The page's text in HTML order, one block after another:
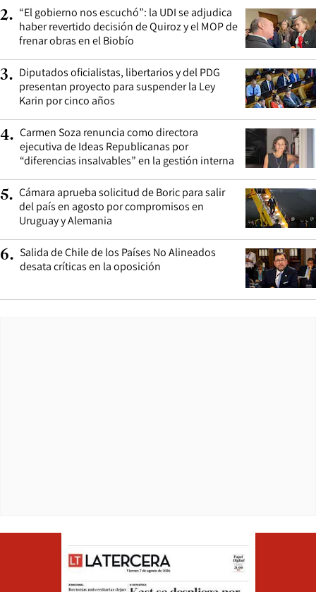
2. “El gobierno nos escuchó”: la UDI se adjudica
haber revertido decisión de Quiroz y el MOP de
frenar obras en el Biobío
3. Diputados oficialistas, libertarios y del PDG
presentan proyecto para suspender la Ley
Karin por cinco años
4. Carmen Soza renuncia como directora
ejecutiva de Ideas Republicanas por
“diferencias insalvables” en la gestión interna
5. Cámara aprueba solicitud de Boric para salir
del país en agosto por compromisos en
Uruguay y Alemania
6. Salida de Chile de los Países No Alineados
desata críticas en la oposición